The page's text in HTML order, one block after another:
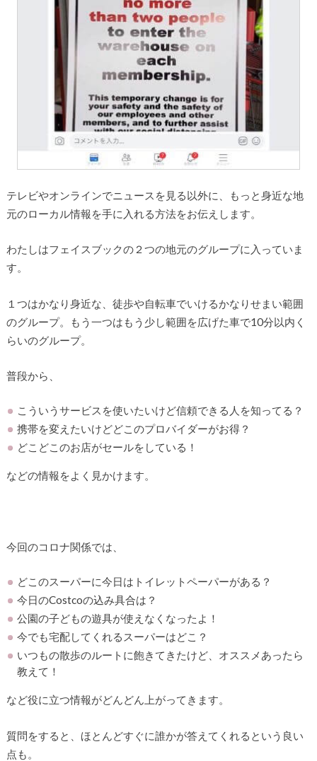
テレビやオンラインでニュースを見る以外に、もっと身近な地
元のローカル情報を手に入れる方法をお伝えします。
わたしはフェイスブックの２つの地元のグループに入っていま
す。
１つはかなり身近な、徒歩や自転車でいけるかなりせまい範囲
のグループ。もう一つはもう少し範囲を広げた車で10分以内く
らいのグループ。
普段から、
こういうサービスを使いたいけど信頼できる人を知ってる？
携帯を変えたいけどどこのプロバイダーがお得？
どこどこのお店がセールをしている！
などの情報をよく見かけます。
今回のコロナ関係では、
どこのスーパーに今日はトイレットペーパーがある？
今日のCostcoの込み具合は？
公園の子どもの遊具が使えなくなったよ！
今でも宅配してくれるスーパーはどこ？
いつもの散歩のルートに飽きてきたけど、オススメあったら
教えて！
など役に立つ情報がどんどん上がってきます。
質問をすると、ほとんどすぐに誰かが答えてくれるという良い
点も。